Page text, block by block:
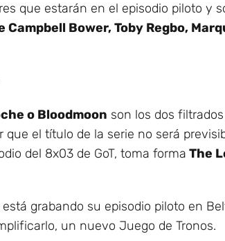
que estarán en el episodio piloto y
Bower, Toby Regbo,
o Bloodmoon son los dos
el título de la serie no será
del 8x03 de GoT, toma forma The
grabando su episodio piloto en
un nuevo Juego de Tronos.